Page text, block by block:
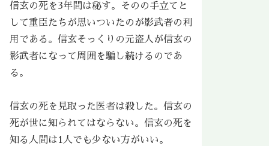
信玄の死を3年間は秘す。そのの手立てと
して重臣たちが思いついたのが影武者の利
用である。信玄そっくりの元盗人が信玄の
影武者になって周囲を騙し続けるのであ
る。
信玄の死を見取った医者は殺した。信玄の
死が世に知られてはならない。信玄の死を
知る人間は1人でも少ない方がいい。